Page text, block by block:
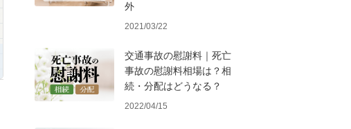
外
2021/03/22
交通事故の慰謝料｜死亡
事故の慰謝料相場は？相
続・分配はどうなる？
2022/04/15